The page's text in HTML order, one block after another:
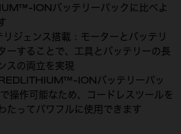
IONバッテリーパックに比べよ
ジェンス搭載：モーターとバッテリ
ーすることで、工具とバッテリーの長
スの両立を実現
IONバッテリーパッ
操作可能なため、コードレスツールを
たってパワフルに使用できます